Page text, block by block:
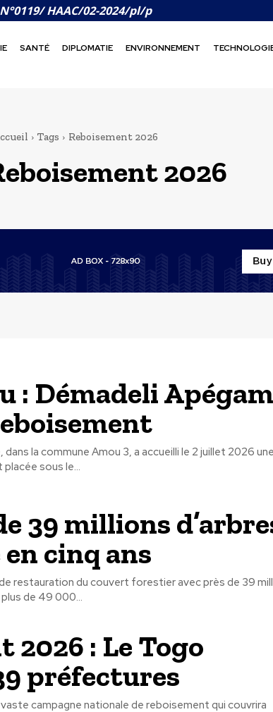
N°0119/ HAAC/02-2024/pl/p
SANTÉ DIPLOMATIE ENVIRONNEMENT
Tags Reboisement 2026
2026
: Démadeli
la commune Amou 3, a accueilli le 2 juillet 2026 une
sous le...
39 millions
cinq ans
restauration du couvert forestier avec près de 39
de 49 000...
2026 : Le Togo
préfectures
campagne nationale de reboisement qui couvrira